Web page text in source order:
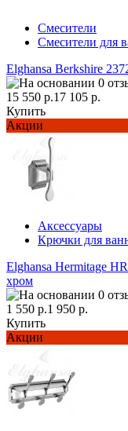
Смесители
Смесители для
Elghansa Berkshire
15 550 р.17 105 р.
Купить
Акции
Аксессуары
Крючки для
Elghansa Hermitage
хром
1 550 р.1 950 р.
Купить
Акции